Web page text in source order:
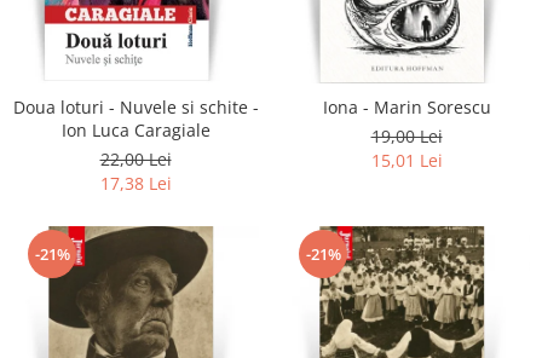
Doua loturi - Nuvele si schite -
Ion Luca Caragiale
22,00 Lei
17,38 Lei
Iona - Marin Sorescu
19,00 Lei
15,01 Lei
-21% -21%